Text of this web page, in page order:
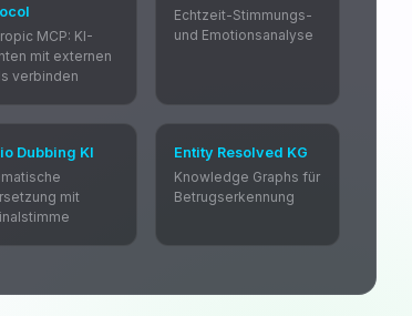
MCP: KI-
mit externen
verbinden
Echtzeit-Stimmungs-
und Emotionsanalyse
Dubbing KI
mit
Entity Resolved KG
Knowledge Graphs für
Betrugserkennung